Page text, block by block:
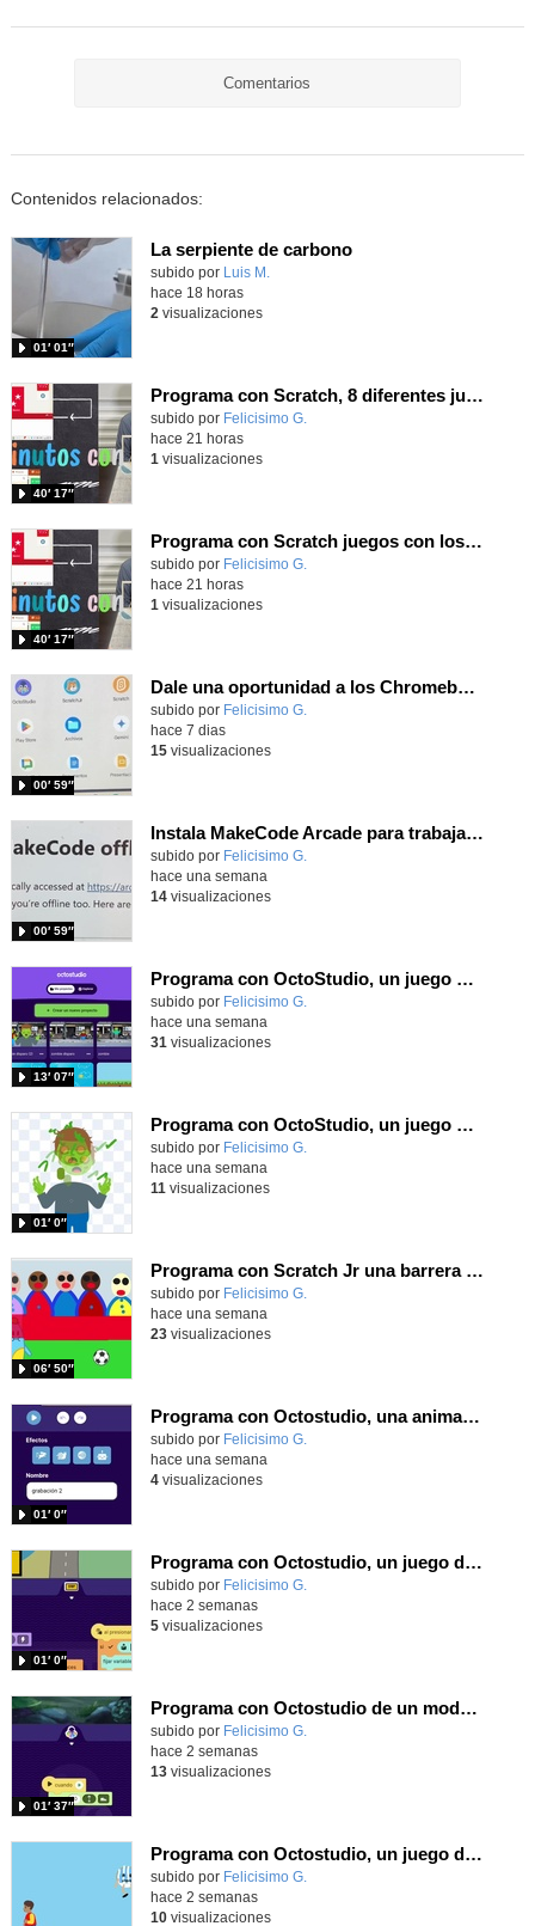
Comentarios
Contenidos relacionados:
La serpiente de carbono
Contenido educativo.
subido por Luis M.
01′ 01″
hace 18 horas
2 visualizaciones
Programa con Scratch, 8 diferentes juegos para vivir la emoción de los partidos de España en el mundial 2026
Contenido educativo.
subido por Felicisimo G.
40′ 17″
hace 21 horas
1 visualizaciones
Programa con Scratch juegos con los partidos del mundial 2026 ganados por España
Contenido educativo.
subido por Felicisimo G.
40′ 17″
hace 21 horas
1 visualizaciones
Dale una oportunidad a los Chromebooks y utiliza un proyector para realizar talleres si no tienes pantallas táctiles
Contenido educativo.
subido por Felicisimo G.
00′ 59″
hace 7 dias
15visualizaciones
Instala MakeCode Arcade para trabajar offline en tu tablet, ordenador, Chromebook
Contenido educativo.
subido por Felicisimo G.
00′ 59″
hace una semana
14visualizaciones
Programa con OctoStudio, un juego de disparos contra Zombies con un cargador basado en el House of the dead
Contenido educativo.
subido por Felicisimo G.
13′ 07″
hace una semana
31 visualizaciones
Programa con OctoStudio, un juego homenajeando al House of the dead con Zombies
Contenido educativo.
subido por Felicisimo G.
01′ 0″
hace una semana
11 visualizaciones
Programa con Scratch Jr una barrera que se desplaza para dar sensación de movimiento
Contenido educativo.
subido por Felicisimo G.
06′ 50″
hace una semana
23visualizaciones
Programa con Octostudio, una animación utilizando la cámara para una foto y audio y texto para comunicar.
Contenido educativo.
subido por Felicisimo G.
01′ 0″
hace una semana
4visualizaciones
Programa con Octostudio, un juego de Educación Víal cruzando un paso de cebra.
Contenido educativo.
subido por Felicisimo G.
01′ 0″
hace 2 semanas
5visualizaciones
Programa con Octostudio de un modo sencillo, offline y gratuito
Contenido educativo.
subido por Felicisimo G.
01′ 37″
hace 2 semanas
13visualizaciones
Programa con Octostudio, un juego de 4 personajes ganando la copa del mundo saltando y esquivando rivales.
Contenido educativo.
subido por Felicisimo G.
hace 2 semanas
10visualizaciones